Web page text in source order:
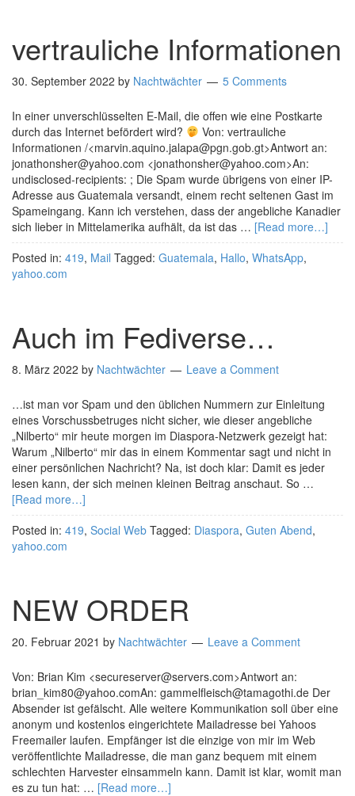
vertrauliche Informationen
30. September 2022 by Nachtwächter 5 Comments
In einer unverschlüsselten E-Mail, die offen wie eine Postkarte
durch das Internet befördert wird?
Von: vertrauliche
Informationen /<marvin.aquino.jalapa@pgn.gob.gt>Antwort an:
jonathonsher@yahoo.com <jonathonsher@yahoo.com>An:
undisclosed-recipients: ; Die Spam wurde übrigens von einer IP-
Adresse aus Guatemala versandt, einem recht seltenen Gast im
Spameingang. Kann ich verstehen, dass der angebliche Kanadier
sich lieber in Mittelamerika aufhält, da ist das … [Read more…]
Posted in: 419, Mail Tagged: Guatemala, Hallo, WhatsApp,
yahoo.com
Auch im Fediverse…
8. März 2022 by Nachtwächter Leave a Comment
…ist man vor Spam und den üblichen Nummern zur Einleitung
eines Vorschussbetruges nicht sicher, wie dieser angebliche
„Nilberto“ mir heute morgen im Diaspora-Netzwerk gezeigt hat:
Warum „Nilberto“ mir das in einem Kommentar sagt und nicht in
einer persönlichen Nachricht? Na, ist doch klar: Damit es jeder
lesen kann, der sich meinen kleinen Beitrag anschaut. So …
[Read more…]
Posted in: 419, Social Web Tagged: Diaspora, Guten Abend,
yahoo.com
NEW ORDER
20. Februar 2021 by Nachtwächter Leave a Comment
Von: Brian Kim <secureserver@servers.com>Antwort an:
brian_kim80@yahoo.comAn: gammelfleisch@tamagothi.de Der
Absender ist gefälscht. Alle weitere Kommunikation soll über eine
anonym und kostenlos eingerichtete Mailadresse bei Yahoos
Freemailer laufen. Empfänger ist die einzige von mir im Web
veröffentlichte Mailadresse, die man ganz bequem mit einem
schlechten Harvester einsammeln kann. Damit ist klar, womit man
es zu tun hat: … [Read more…]